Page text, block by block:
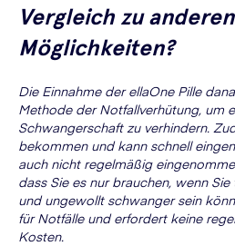
Vergleich zu anderen
Möglichkeiten?
Die Einnahme der ellaOne Pille
Methode der Notfallverhütung, um
Schwangerschaft zu verhindern.
bekommen und kann schnell
auch nicht regelmäßig
dass Sie es nur brauchen, wenn
und ungewollt schwanger sein
für Notfälle und erfordert keine
Kosten.